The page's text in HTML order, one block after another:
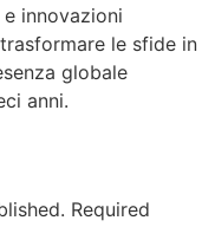
innovazioni
le sfide in
globale
anni.
Required